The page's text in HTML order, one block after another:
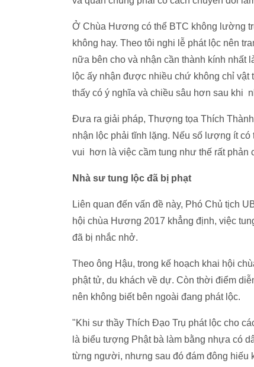
Ở Chùa Hương có thể BTC không lường
không hay. Theo tôi nghi lễ phát lộc nên
nữa bên cho và nhận cần thành kính
lộc ấy nhận được nhiều chứ không chỉ
thấy có ý nghĩa và chiều sâu hơn sau khi
Đưa ra giải pháp, Thượng tọa Thích
nhận lộc phải tĩnh lặng. Nếu số lượng ít
vui hơn là việc cầm tung như thế rất phản
Nhà sư tung lộc đã bị phạt
Liên quan đến vấn đề này, Phó Chủ tịch
hội chùa Hương 2017 khẳng định, việc
đã bị nhắc nhở.
Theo ông Hậu, trong kế hoạch khai hội
phật tử, du khách về dự. Còn thời điểm
nên không biết bên ngoài đang phát lộc.
"Khi sư thầy Thích Đạo Trụ phát lộc cho
là biểu tượng Phật bà làm bằng nhựa có
từng người, nhưng sau đó đám đông hiếu